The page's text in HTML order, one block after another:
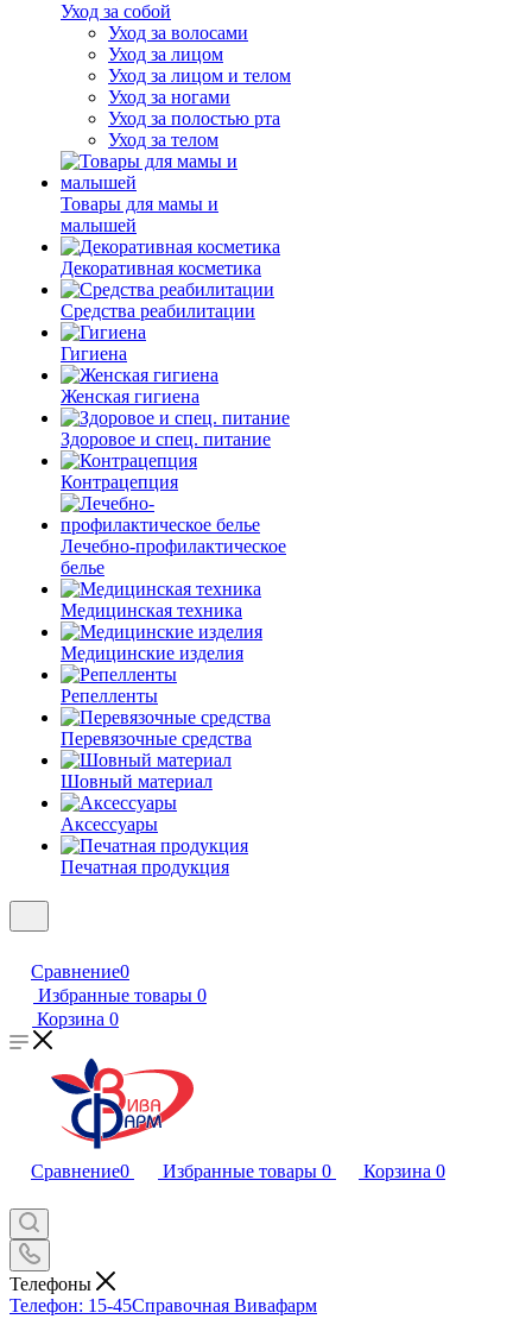
Уход за собой
Уход за волосами
Уход за лицом
Уход за лицом и телом
Уход за ногами
Уход за полостью рта
Уход за телом
Товары для мамы и
малышей
Декоративная косметика
Средства реабилитации
Гигиена
Женская гигиена
Здоровое и спец. питание
Контрацепция
Лечебно-профилактическое
белье
Медицинская техника
Медицинские изделия
Репелленты
Перевязочные средства
Шовный материал
Аксессуары
Печатная продукция
Сравнение0
Избранные товары 0
Корзина 0
Сравнение0 Избранные товары 0 Корзина 0
Телефоны
Телефон: 15-45Справочная Вивафарм